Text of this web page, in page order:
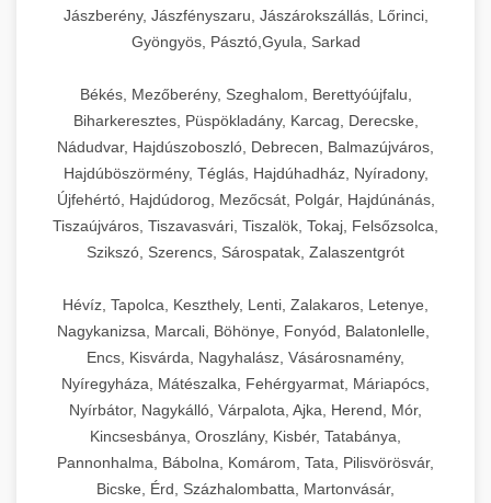
Jászberény, Jászfényszaru, Jászárokszállás, Lőrinci,
Gyöngyös, Pásztó,Gyula, Sarkad
Békés, Mezőberény, Szeghalom, Berettyóújfalu,
Biharkeresztes, Püspökladány, Karcag, Derecske,
Nádudvar, Hajdúszoboszló, Debrecen, Balmazújváros,
Hajdúböszörmény, Téglás, Hajdúhadház, Nyíradony,
Újfehértó, Hajdúdorog, Mezőcsát, Polgár, Hajdúnánás,
Tiszaújváros, Tiszavasvári, Tiszalök, Tokaj, Felsőzsolca,
Szikszó, Szerencs, Sárospatak, Zalaszentgrót
Hévíz, Tapolca, Keszthely, Lenti, Zalakaros, Letenye,
Nagykanizsa, Marcali, Böhönye, Fonyód, Balatonlelle,
Encs, Kisvárda, Nagyhalász, Vásárosnamény,
Nyíregyháza, Mátészalka, Fehérgyarmat, Máriapócs,
Nyírbátor, Nagykálló, Várpalota, Ajka, Herend, Mór,
Kincsesbánya, Oroszlány, Kisbér, Tatabánya,
Pannonhalma, Bábolna, Komárom, Tata, Pilisvörösvár,
Bicske, Érd, Százhalombatta, Martonvásár,